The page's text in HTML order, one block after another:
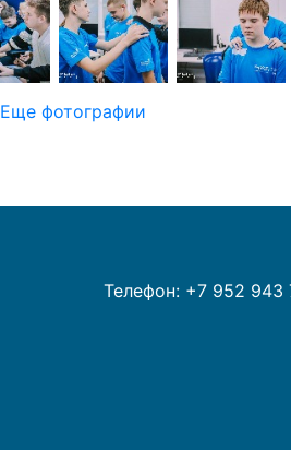
Еще фотографии
Телефон: +7 952 943